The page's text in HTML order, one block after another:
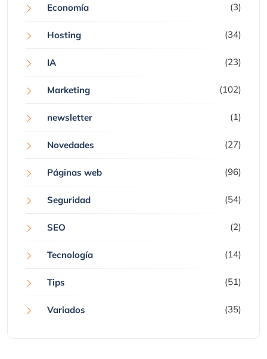
Economía (3)
Hosting (34)
IA (23)
Marketing (102)
newsletter (1)
Novedades (27)
Páginas web (96)
Seguridad (54)
SEO (2)
Tecnología (14)
Tips (51)
Variados (35)